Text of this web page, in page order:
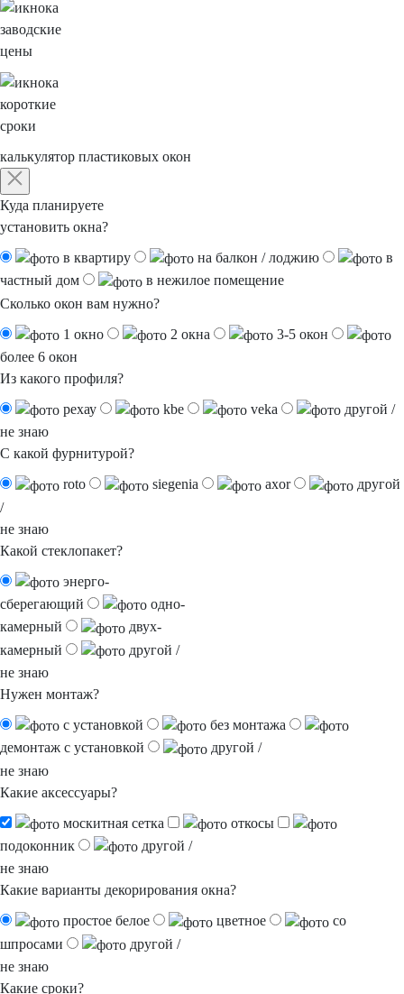
заводские
цены
короткие
сроки
калькулятор пластиковых окон
Куда планируете
установить окна?
в квартиру
на балкон / лоджию
в
частный дом
в нежилое помещение
Сколько окон вам нужно?
1 окно
2 окна
3-5 окон
более 6 окон
Из какого профиля?
рехау
kbe veka
другой /
не знаю
С какой фурнитурой?
roto
siegenia axor
другой
/
не знаю
Какой стеклопакет?
энерго-
сберегающий
одно-
камерный
двух-
камерный
другой /
не знаю
Нужен монтаж?
с установкой
без монтажа
демонтаж с установкой
другой /
не знаю
Какие аксессуары?
москитная сетка
откосы
подоконник
другой /
не знаю
Какие варианты декорирования окна?
простое белое
цветное
со
шпросами
другой /
не знаю
Какие сроки?